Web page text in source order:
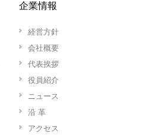
企業情報
経営方針
会社概要
代表挨拶
役員紹介
ニュース
沿 革
アクセス